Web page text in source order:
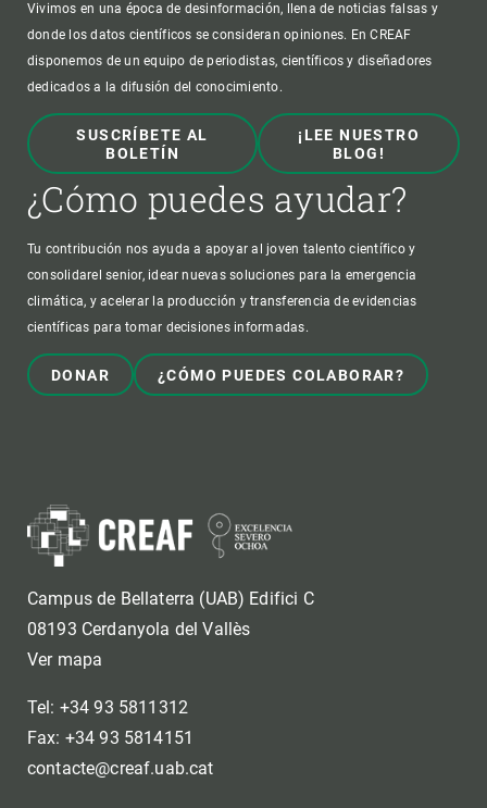
Vivimos en una época de desinformación, llena de noticias falsas y
donde los datos científicos se consideran opiniones. En CREAF
disponemos de un equipo de periodistas, científicos y diseñadores
dedicados a la difusión del conocimiento.
SUSCRÍBETE AL
BOLETÍN
¡LEE NUESTRO
BLOG!
¿Cómo puedes ayudar?
Tu contribución nos ayuda a apoyar al joven talento científico y
consolidarel senior, idear nuevas soluciones para la emergencia
climática, y acelerar la producción y transferencia de evidencias
científicas para tomar decisiones informadas.
DONAR ¿CÓMO PUEDES COLABORAR?
Campus de Bellaterra (UAB) Edifici C
08193 Cerdanyola del Vallès
Ver mapa
Tel: +34 93 5811312
Fax: +34 93 5814151
contacte@creaf.uab.cat